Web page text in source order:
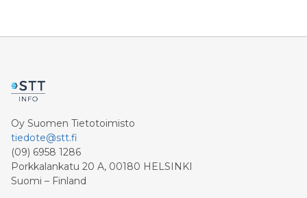
Oy Suomen Tietotoimisto
tiedote@stt.fi
(09) 6958 1286
Porkkalankatu 20 A, 00180 HELSINKI
Suomi – Finland